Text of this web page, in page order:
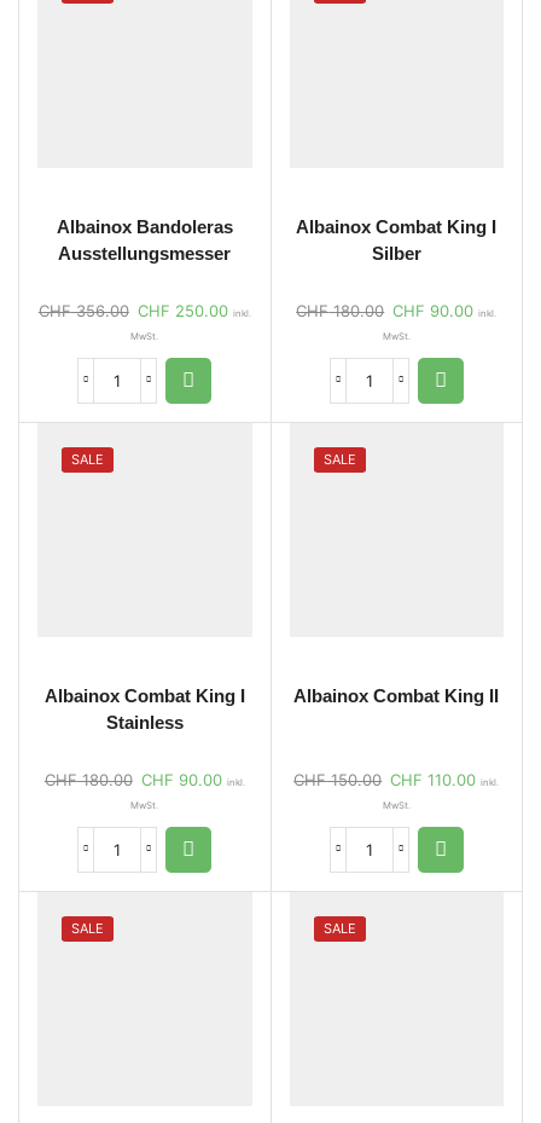
Albainox Bandoleras
Ausstellungsmesser
CHF356.00 CHF 250.00 inkl.
MwSt.
Albainox Combat King I
Silber
CHF180.00 CHF 90.00 inkl.
MwSt.
SALE
Albainox Combat King I
Stainless
CHF180.00 CHF 90.00 inkl.
MwSt.
SALE
Albainox Combat King II
CHF150.00 CHF 110.00 inkl.
MwSt.
SALE SALE